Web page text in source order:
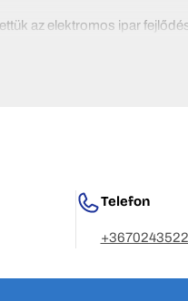
az elektromos ipar
Telefon